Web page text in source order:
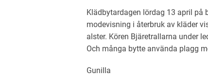
Klädbytardagen lördag 13 april på
modevisning i återbruk av kläder
alster. Kören Bjäretrallarna under
Och många bytte använda plagg
Gunilla